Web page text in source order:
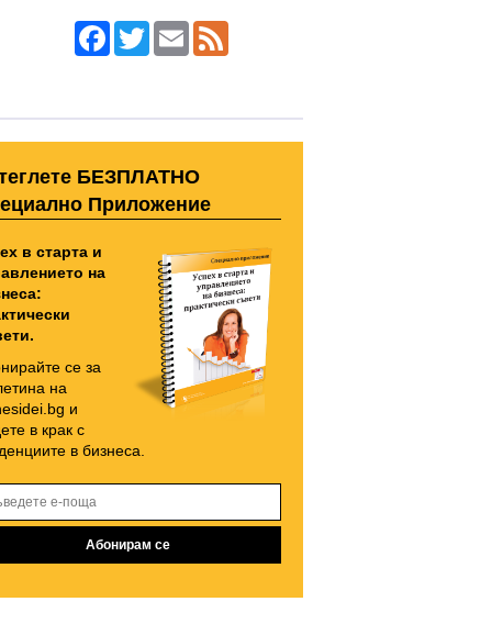
FacebookTwitter Email
БЕЗПЛАТНО
Приложение
в старта и
на
се за
на
и
в крак с
в бизнеса.